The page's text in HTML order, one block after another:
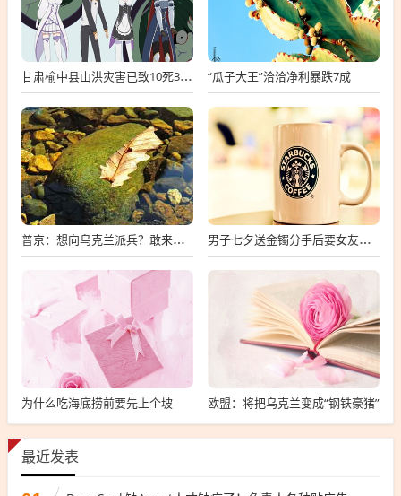
甘肃榆中县山洪灾害已致10死33失联 “瓜子大王”洽洽净利暴跌7成
普京：想向乌克兰派兵？敢来就打，普京，敢派兵到乌克兰，将面临严厉反击 男子七夕送金镯分手后要女友还钱
为什么吃海底捞前要先上个坡 欧盟：将把乌克兰变成“钢铁豪猪”
最近发表